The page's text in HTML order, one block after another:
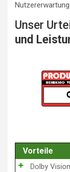
Nutzererwartung.
Unser
und
Vorteile
Dolby Vision